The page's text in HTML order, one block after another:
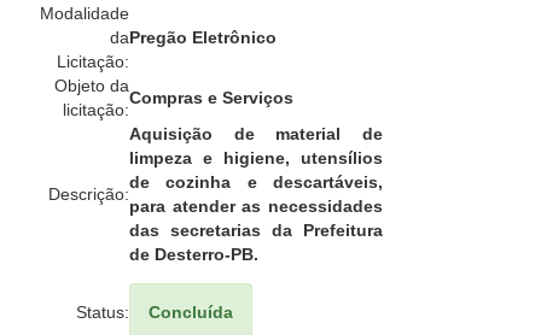
Modalidade
da
Licitação:
Pregão Eletrônico
Objeto da
licitação:
Compras e Serviços
Descrição:
Aquisição de material de
limpeza e higiene, utensílios
de cozinha e descartáveis,
para atender as necessidades
das secretarias da Prefeitura
de Desterro-PB.
Status: Concluída